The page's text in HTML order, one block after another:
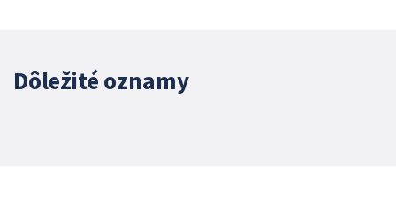
Dôležité oznamy